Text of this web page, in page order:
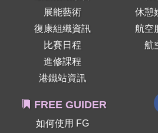
展能藝術
復康組織資訊
比賽日程
進修課程
港鐵站資訊
休憩
航空
航
FREE GUIDER
如何使用 FG